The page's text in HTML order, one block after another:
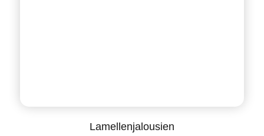
Lamellenjalousien